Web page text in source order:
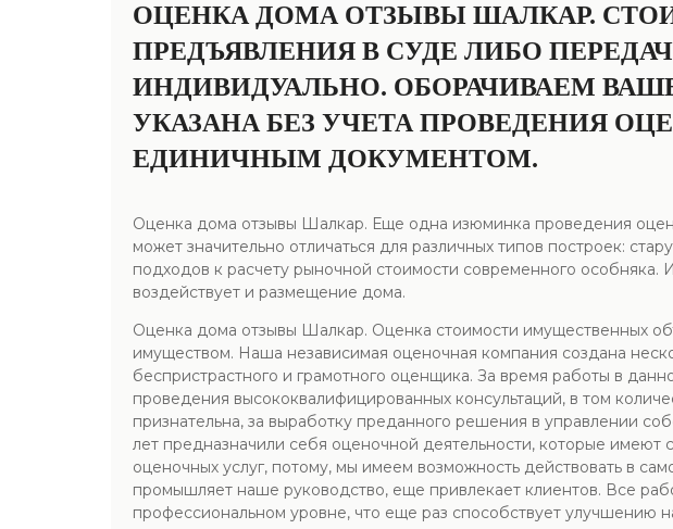
ОЦЕНКА ДОМА ОТЗЫВЫ ШАЛКАР.
ПРЕДЪЯВЛЕНИЯ В СУДЕ ЛИБО
ИНДИВИДУАЛЬНО. ОБОРАЧИВАЕМ
УКАЗАНА БЕЗ УЧЕТА ПРОВЕДЕНИЯ
ЕДИНИЧНЫМ ДОКУМЕНТОМ.
Оценка дома отзывы Шалкар. Еще одна изюминка проведения
может значительно отличаться для различных типов построек:
подходов к расчету рыночной стоимости современного
воздействует и размещение дома.
Оценка дома отзывы Шалкар. Оценка стоимости имущественных
имуществом. Наша независимая оценочная компания создана
беспристрастного и грамотного оценщика. За время работы в
проведения высококвалифицированных консультаций, в том
признательна, за выработку преданного решения в управлении
лет предназначили себя оценочной деятельности, которые
оценочных услуг, потому, мы имеем возможность действовать в
промышляет наше руководство, еще привлекает клиентов. Все
профессиональном уровне, что еще раз способствует улучшению